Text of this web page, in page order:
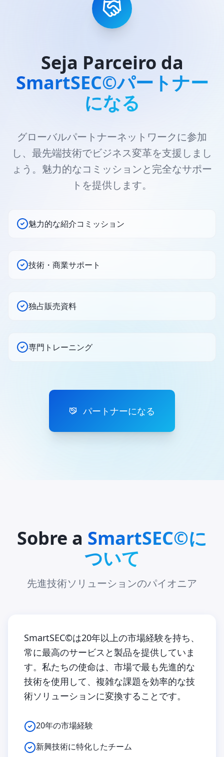
Seja Parceiro da
SmartSEC©パートナー
になる
グローバルパートナーネットワークに参加
し、最先端技術でビジネス変革を支援しまし
ょう。魅力的なコミッションと完全なサポー
トを提供します。
魅力的な紹介コミッション
技術・商業サポート
独占販売資料
専門トレーニング
パートナーになる
Sobre a SmartSEC©に
ついて
先進技術ソリューションのパイオニア
SmartSEC©は20年以上の市場経験を持ち、
常に最高のサービスと製品を提供していま
す。私たちの使命は、市場で最も先進的な
技術を使用して、複雑な課題を効率的な技
術ソリューションに変換することです。
20年の市場経験
新興技術に特化したチーム